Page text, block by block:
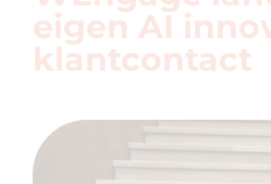
eigen AI
klantcontact